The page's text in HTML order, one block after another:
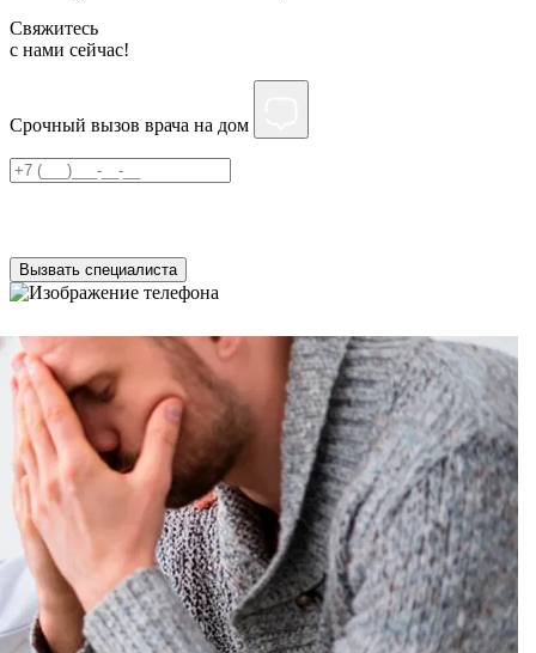
Свяжитесь
c нами сейчас!
Срочный вызов врача на дом
Вызвать специалиста